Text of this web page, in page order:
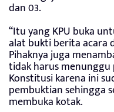
dan 03.
“Itu yang KPU buka
alat bukti berita acara
Pihaknya juga
tidak harus
Konstitusi karena ini
pembuktian sehingga
membuka kotak.